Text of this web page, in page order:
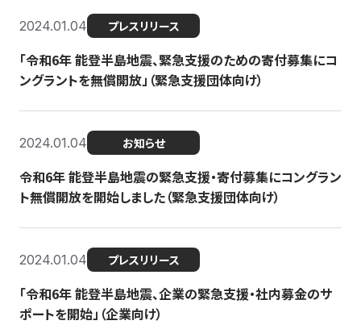
2024.01.04 プレスリリース
「令和6年 能登半島地震、緊急支援のための寄付募集にコ
ングラントを無償開放」（緊急支援団体向け）
2024.01.04 お知らせ
令和6年 能登半島地震の緊急支援・寄付募集にコングラン
ト無償開放を開始しました（緊急支援団体向け）
2024.01.04 プレスリリース
「令和6年 能登半島地震、企業の緊急支援・社内募金のサ
ポートを開始」（企業向け）